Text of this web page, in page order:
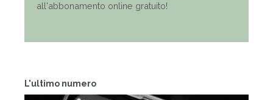
L'ultimo numero
all'abbonamento online gratuito!